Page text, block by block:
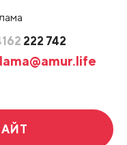
222 742